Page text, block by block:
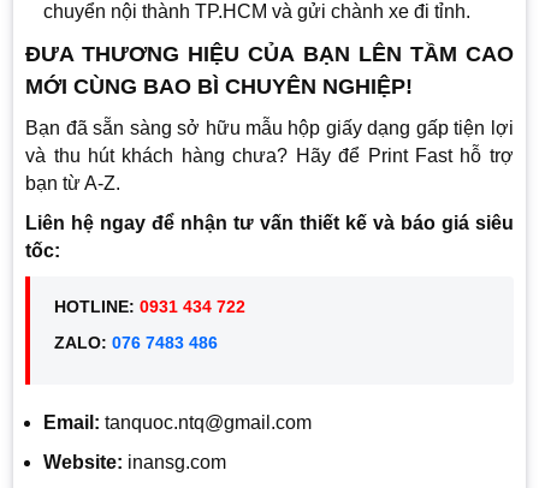
chuyển nội thành TP.HCM và gửi chành xe đi tỉnh.
ĐƯA THƯƠNG HIỆU CỦA BẠN LÊN TẦM CAO
MỚI CÙNG BAO BÌ CHUYÊN NGHIỆP!
Bạn đã sẵn sàng sở hữu mẫu hộp giấy dạng gấp tiện lợi
và thu hút khách hàng chưa? Hãy để Print Fast hỗ trợ
bạn từ A-Z.
Liên hệ ngay để nhận tư vấn thiết kế và báo giá siêu
tốc:
HOTLINE:0931 434 722
ZALO:076 7483 486
Email: tanquoc.ntq@gmail.com
Website: inansg.com